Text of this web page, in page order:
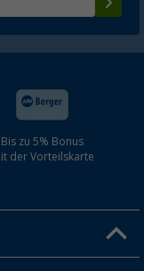
Bis zu 5% Bonus
der Vorteilskarte